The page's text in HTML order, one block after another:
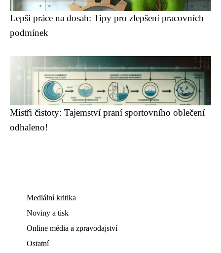
Lepší práce na dosah: Tipy pro zlepšení pracovních
podmínek
Mistři čistoty: Tajemství praní sportovního oblečení
odhaleno!
Mediální kritika
Noviny a tisk
Online média a zpravodajství
Ostatní